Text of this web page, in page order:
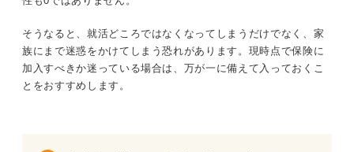
そうなると、就活どころではなくなってしまうだけでなく、家
族にまで迷惑をかけてしまう恐れがあります。現時点で保険に
加入すべきか迷っている場合は、万が一に備えて入っておくこ
とをおすすめします。